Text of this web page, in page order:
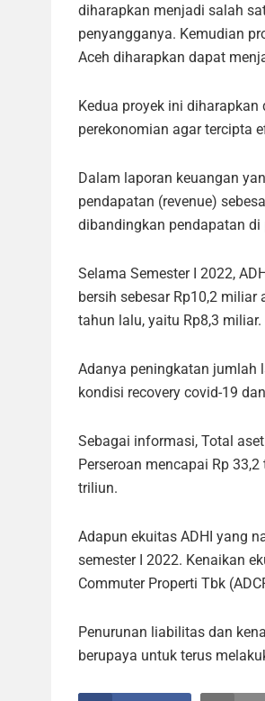
diharapkan menjadi salah
penyangganya. Kemudian
Aceh diharapkan dapat
Kedua proyek ini
perekonomian agar tercipta
Dalam laporan keuangan
pendapatan (revenue)
dibandingkan pendapatan di
Selama Semester I 2022,
bersih sebesar Rp10,2
tahun lalu, yaitu Rp8,3 miliar.
Adanya peningkatan jumlah
kondisi recovery covid-19
Sebagai informasi, Total
Perseroan mencapai Rp
triliun.
Adapun ekuitas ADHI yang
semester I 2022. Kenaikan
Commuter Properti Tbk
Penurunan liabilitas dan
berupaya untuk terus